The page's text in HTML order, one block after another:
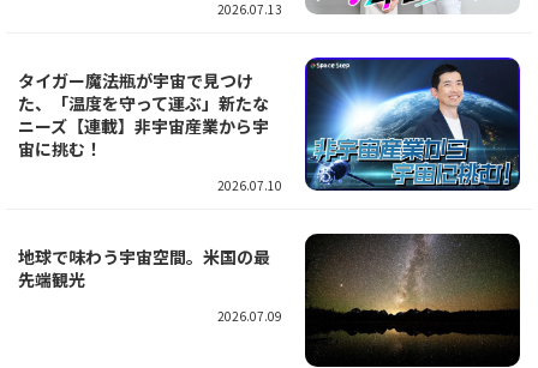
2026.07.13
タイガー魔法瓶が宇宙で見つけ
た、「温度を守って運ぶ」新たな
ニーズ【連載】非宇宙産業から宇
宙に挑む！
2026.07.10
地球で味わう宇宙空間。米国の最
先端観光
2026.07.09